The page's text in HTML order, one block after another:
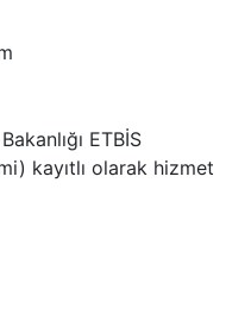
ETBİS
kayıtlı olarak hizmet